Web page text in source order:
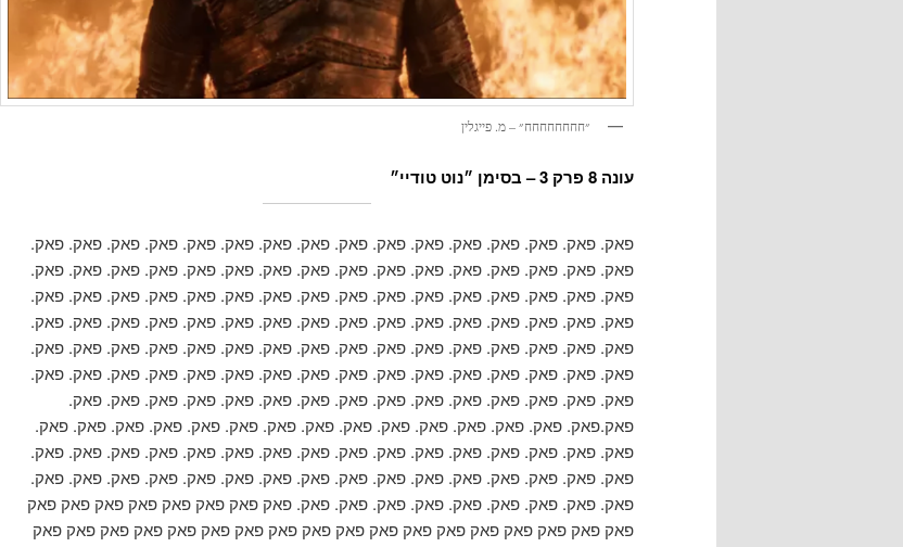
״חחחחחחחח״ – מ. פייגלין
עונה 8 פרק 3 – בסימן ״נוט טודיי״
פאק. פאק. פאק. פאק. פאק. פאק. פאק. פאק. פאק. פאק. פאק. פאק. פאק. פאק. פאק. פאק.
פאק. פאק. פאק. פאק. פאק. פאק. פאק. פאק. פאק. פאק. פאק. פאק. פאק. פאק. פאק. פאק.
פאק. פאק. פאק. פאק. פאק. פאק. פאק. פאק. פאק. פאק. פאק. פאק. פאק. פאק. פאק. פאק.
פאק. פאק. פאק. פאק. פאק. פאק. פאק. פאק. פאק. פאק. פאק. פאק. פאק. פאק. פאק. פאק.
פאק. פאק. פאק. פאק. פאק. פאק. פאק. פאק. פאק. פאק. פאק. פאק. פאק. פאק. פאק. פאק.
פאק. פאק. פאק. פאק. פאק. פאק. פאק. פאק. פאק. פאק. פאק. פאק. פאק. פאק. פאק. פאק.
פאק. פאק. פאק. פאק. פאק. פאק. פאק. פאק. פאק. פאק. פאק. פאק. פאק. פאק. פאק.
פאק.פאק. פאק. פאק. פאק. פאק. פאק. פאק. פאק. פאק. פאק. פאק. פאק. פאק. פאק. פאק.
פאק. פאק. פאק. פאק. פאק. פאק. פאק. פאק. פאק. פאק. פאק. פאק. פאק. פאק. פאק. פאק.
פאק. פאק. פאק. פאק. פאק. פאק. פאק. פאק. פאק. פאק. פאק. פאק. פאק. פאק. פאק. פאק.
פאק. פאק. פאק. פאק. פאק. פאק. פאק. פאק. פאק. פאק פאק פאק פאק פאק פאק פאק פאק
פאק פאק פאק פאק פאק פאק פאק פאק פאק פאק פאק פאק פאק פאק פאק פאק פאק פאק